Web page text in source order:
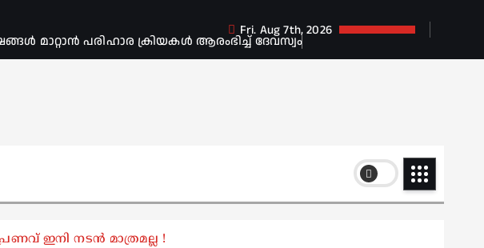
മാറ്റാൻ പരിഹാര ക്രിയകൾ ആരംഭിച്ച് ദേവസ്വം
Fri. Aug 7th, 2026
ഇനി നടൻ മാത്രമല്ല !